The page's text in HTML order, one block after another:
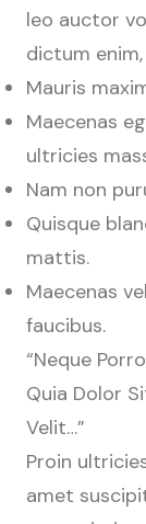
leo auctor
dictum
Mauris
Maecenas
ultricies
Nam non
Quisque
mattis.
Maecenas
faucibus.
“Neque
Quia Dolor
Velit…”
Proin
amet